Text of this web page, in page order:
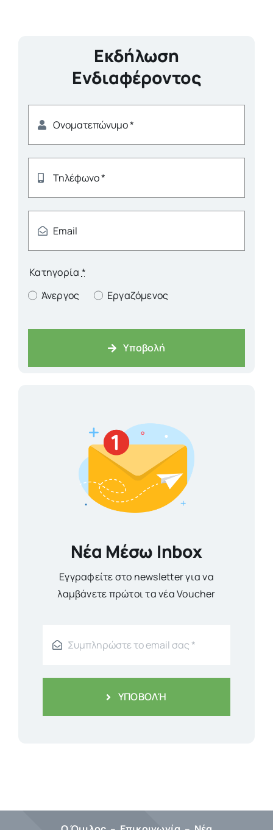
Εκδήλωση
Ενδιαφέροντος
Κατηγορία *
Άνεργος
Εργαζόμενος
Υποβολή
Νέα Μέσω Inbox
Εγγραφείτε στο newsletter για να
λαμβάνετε πρώτοι τα νέα Voucher
ΥΠΟΒΟΛΉ